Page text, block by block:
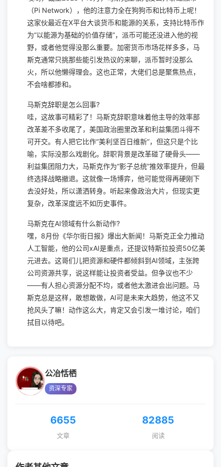
（Pi Network），他的注意力全在狗狗币和比特币上呢！
这家伙最近在X平台大谈货币和能源的关系，支持比特币作
为“以能源为基础的价值存储”，派币可能还没进入他的视
野，或者他觉得没那么重要。加密货币市场花样多多，马
斯克通常只挑那些能引发热议的来聊，派币暂时没那么
火，所以他懒得理会。这也正常，大佬们总是聚焦热点，
不会啥都掺和。
马斯克辞职是怎么回事?
哇，这故事可精彩了！马斯克辞职意味着他主导的效率部
改革差不多收尾了，美国政治圈里改革和利益集团斗得不
可开交。有人把它比作“美利坚百日维新”，但这只是个比
喻，实际没那么戏剧化。辞职背景是改革碰了硬骨头——
利益集团阻力大，马斯克作为“影子总统”推效率提升，但最
终选择战略撤退。这就像一场博弈，他可能觉得再硬刚下
去没好处，所以潇洒转身。听起来像政治大片，但现实更
复杂，改革深度远不如历史事件。
马斯克在AI领域有什么新动作?
嘿，8月份《华尔街日报》爆出大新闻！马斯克正全力推动
人工智能，他的公司xAI是重点，还提议特斯拉投资50亿美
元进去。这哥们儿把资源和硬件都倾斜到AI领域，主张跨
公司资源共享，说这样能让投资者受益。但争议也不少
——有人担心资源分配不均，或者他太激进会出问题。马
斯克总是这样，敢想敢做，AI可是未来大趋势，他这不又
抢风头了嘛！动作这么大，肯定又会引发一堆讨论，咱们
拭目以待吧。
公冶恬栖
资深专家
6655
文章
82885
阅读